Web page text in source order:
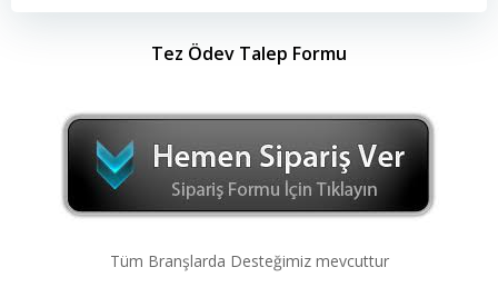
Tez Ödev Talep Formu
Tüm Branşlarda Desteğimiz mevcuttur